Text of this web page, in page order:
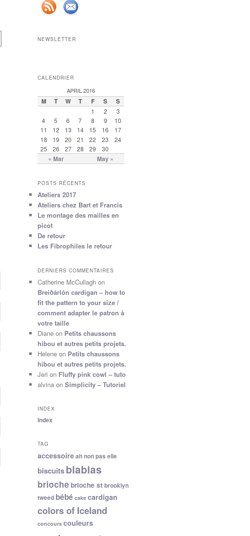
NEWSLETTER
CALENDRIER
APRIL 2016
M T W T F S S
« Mar May »
1 2
3
4
5 6 7 8 9
10
11
12 13 14 15 16
17
18
19 20 21 22 23
24
25
26 27 28 29 30
POSTS RÉCENTS
Ateliers 2017
Ateliers chez Bart et Francis
Le montage des mailles en
picot
De retour
Les Fibrophiles le retour
DERNIERS COMMENTAIRES
Catherine McCullagh on
Breiðárlón cardigan – how to
fit the pattern to your size /
comment adapter le patron à
votre taille
Diane on Petits chaussons
hibou et autres petits projets.
Helene on Petits chaussons
hibou et autres petits projets.
Jeri on Fluffy pink cowl – tuto
alvina on Simplicity – Tutoriel
INDEX
Index
TAG
accessoireah non pas elle
biscuitsblablas
brioche brioche st brooklyn
tweed bébé cake cardigan
colors of Iceland
concours couleurs